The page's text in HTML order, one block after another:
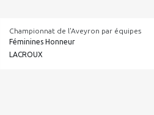
Championnat de l'Aveyron par équipes
Féminines Honneur
LACROUX